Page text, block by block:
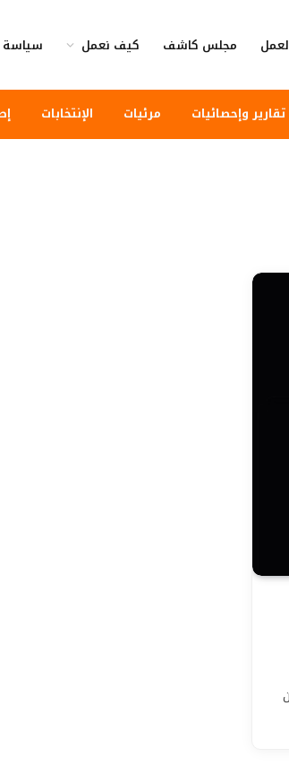
مجلس كاشف كيف نعمل سياسة
تقارير وإحصائيات مرئيات الإنتخابات